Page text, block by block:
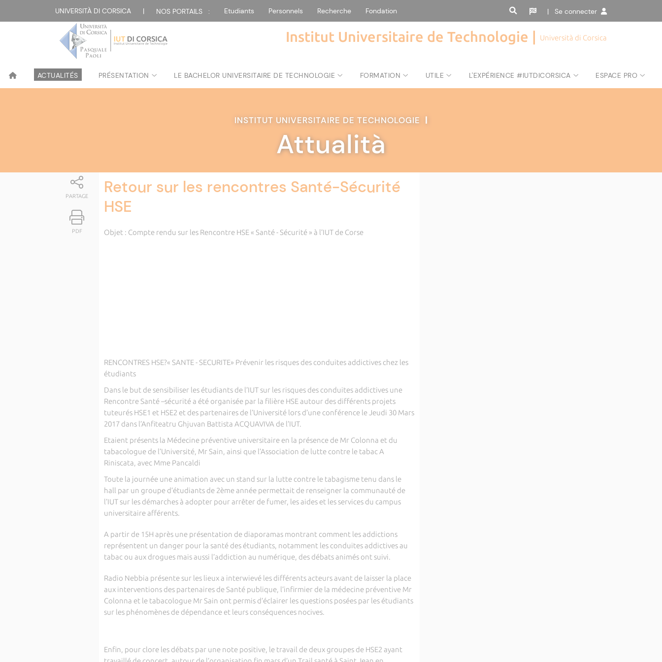
UNIVERSITÀ DI CORSICA | NOS PORTAILS : Etudiants Personnels Recherche Fondation | Se connecter
Institut Universitaire de Technologie | Università di Corsica
ACTUALITÉS PRÉSENTATION LE BACHELOR UNIVERSITAIRE DE TECHNOLOGIE FORMATION UTILE L'EXPÉRIENCE #IUTDICORSICA ESPACE PRO
INSTITUT UNIVERSITAIRE DE TECHNOLOGIE |
Attualità
PARTAGE
PDF
Retour sur les rencontres Santé-Sécurité
HSE
Objet : Compte rendu sur les Rencontre HSE « Santé - Sécurité » à l’IUT de Corse
RENCONTRES HSE?« SANTE - SECURITE» Prévenir les risques des conduites addictives chez les
étudiants
Dans le but de sensibiliser les étudiants de l’IUT sur les risques des conduites addictives une
Rencontre Santé –sécurité a été organisée par la filière HSE autour des différents projets
tuteurés HSE1 et HSE2 et des partenaires de l’Université lors d’une conférence le Jeudi 30 Mars
2017 dans l’Anfiteatru Ghjuvan Battista ACQUAVIVA de l’IUT.
Etaient présents la Médecine préventive universitaire en la présence de Mr Colonna et du
tabacologue de l’Université, Mr Sain, ainsi que l’Association de lutte contre le tabac A
Riniscata, avec Mme Pancaldi
Toute la journée une animation avec un stand sur la lutte contre le tabagisme tenu dans le
hall par un groupe d’étudiants de 2ème année permettait de renseigner la communauté de
l’IUT sur les démarches à adopter pour arrêter de fumer, les aides et les services du campus
universitaire afférents.
A partir de 15H après une présentation de diaporamas montrant comment les addictions
représentent un danger pour la santé des étudiants, notamment les conduites addictives au
tabac ou aux drogues mais aussi l’addiction au numérique, des débats animés ont suivi.
Radio Nebbia présente sur les lieux a interwievé les différents acteurs avant de laisser la place
aux interventions des partenaires de Santé publique, l’infirmier de la médecine préventive Mr
Colonna et le tabacologue Mr Sain ont permis d’éclairer les questions posées par les étudiants
sur les phénomènes de dépendance et leurs conséquences nocives.
Enfin, pour clore les débats par une note positive, le travail de deux groupes de HSE2 ayant